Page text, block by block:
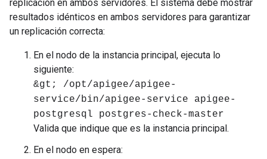
replicación en ambos servidores. El sistema debe mostrar
resultados idénticos en ambos servidores para garantizar
un replicación correcta:
En el nodo de la instancia principal, ejecuta lo
siguiente:
&gt; /opt/apigee/apigee-
service/bin/apigee-service apigee-
postgresql postgres-check-master
Valida que indique que es la instancia principal.
En el nodo en espera: